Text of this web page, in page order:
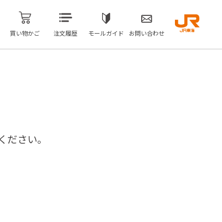
買い物かご 注文履歴 モールガイド お問い合わせ
さい。